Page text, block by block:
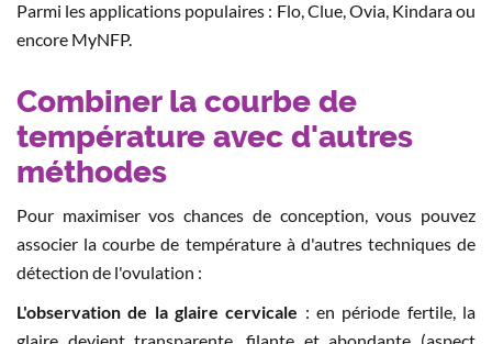
Parmi les applications populaires : Flo, Clue, Ovia, Kindara ou
encore MyNFP.
Combiner la courbe de
température avec d'autres
méthodes
Pour maximiser vos chances de conception, vous pouvez
associer la courbe de température à d'autres techniques de
détection de l'ovulation :
L'observation de la glaire cervicale : en période fertile, la